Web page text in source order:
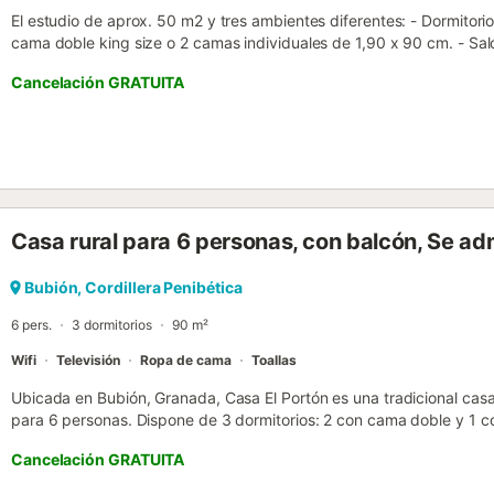
El estudio de aprox. 50 m2 y tres ambientes diferentes: -
cama doble king size o 2 camas individuales de 1,90 x 90 cm. -
mejores vistas. La mayor parte del año podrás observar el Mar
sendero GR-7, se encuentra Casa Belmonte. Esta ubicación le
una tranquilidad absoluta y a la vez estar a tan sólo 100m de la
descanso de los vecinos....
Cancelación GRATUITA
Casa rural para 6 personas, con balcón, Se
Bubión, Cordillera Penibética
6 pers. 3 dormitorios 90 m²
Wifi Televisión Ropa de cama Toallas
Ubicada en Bubión, Granada, Casa El Portón es una tradicional
para 6 personas. Dispone de 3 dormitorios: 2 con cama doble y 1
chimenea; hay calefacción en todas las estancias. Contáis con Wi-
videollamadas, televisión privada y lavadora. Bajo petición,
Cancelación GRATUITA